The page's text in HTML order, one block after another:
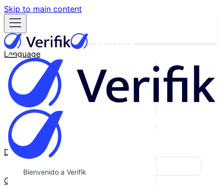
Skip to main content
Language
English
Español
Français
Português
한국어
日本語
中文
Docs
GitHub
Bienvenido a Verifik